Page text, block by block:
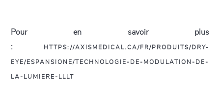
Pour en savoir plus
:
HTTPS://AXISMEDICAL.CA/FR/PRODUITS/DRY-
EYE/ESPANSIONE/TECHNOLOGIE-DE-MODULATION-DE-
LA-LUMIERE-LLLT